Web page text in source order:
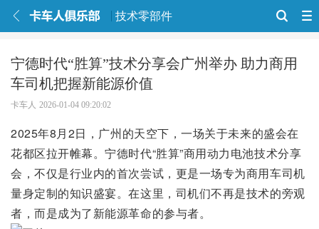
技术零部件
宁德时代“胜算”技术分享会广州举办 助力商用
车司机把握新能源价值
卡车人 2026-01-04 09:20:02
2025年8月2日，广州的天空下，一场关于未来的盛会在
花都区拉开帷幕。宁德时代“胜算”商用动力电池技术分享
会，不仅是行业内的首次尝试，更是一场专为商用车司机
量身定制的知识盛宴。在这里，司机们不再是技术的旁观
者，而是成为了新能源革命的参与者。